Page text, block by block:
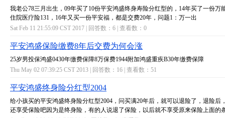
我老公78三月出生，09年买了10份平安鸿盛终身寿险分红型的，14年买了一份万
住院医疗险131，16年又买一份平安福，都是交费20年，问题1：万一出
Sat Feb 11 21:55:09 CST 2017 | 回答数： 6 | 查看数： 0
平安鸿盛保险缴费8年后交费为何会涨
25岁男投保鸿盛0430年缴费保障8万保费1944附加鸿盛重疾B30年缴费保障
Thu May 02 07:39:25 CST 2013 | 回答数： 16 | 查看数： 51
平安鸿盛终身险分红型2004
给小孩买的平安鸿盛终身险分红型2004，问买满20年后，就可以退险了，退险后
还享受保险吧因为是终身险，有的人说退了保险，以后就不享受原来保险上面的